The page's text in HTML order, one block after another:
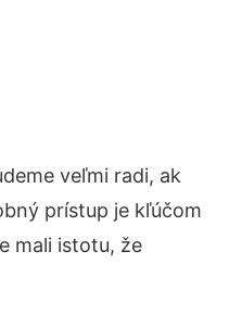
veľmi radi, ak
prístup je kľúčom
mali istotu, že